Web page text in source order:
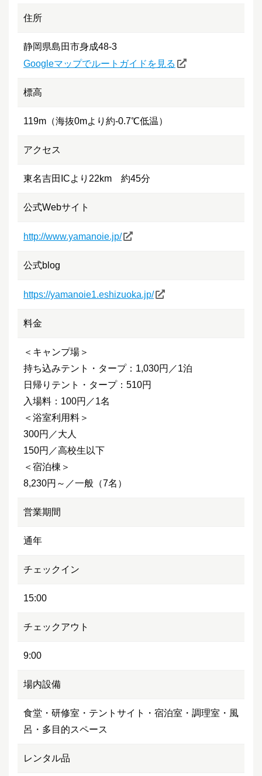
住所
静岡県島田市身成48-3
Googleマップでルートガイドを見る
標高
119m（海抜0mより約-0.7℃低温）
アクセス
東名吉田ICより22km 約45分
公式Webサイト
http://www.yamanoie.jp/
公式blog
https://yamanoie1.eshizuoka.jp/
料金
＜キャンプ場＞
持ち込みテント・タープ：1,030円／1泊
日帰りテント・タープ：510円
入場料：100円／1名
＜浴室利用料＞
300円／大人
150円／高校生以下
＜宿泊棟＞
8,230円～／一般（7名）
営業期間
通年
チェックイン
15:00
チェックアウト
9:00
場内設備
食堂・研修室・テントサイト・宿泊室・調理室・風
呂・多目的スペース
レンタル品